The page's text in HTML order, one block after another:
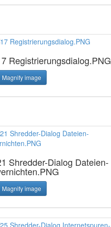
Registrierungsdialog.PNG
Magnify image
Shredder-Dialog Dateien-
Magnify image